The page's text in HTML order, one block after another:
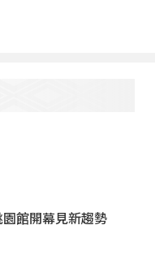
館開幕見新趨勢